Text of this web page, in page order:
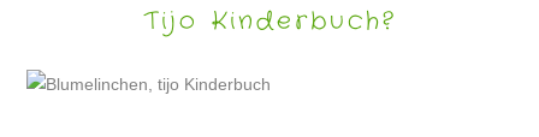
Tijo Kinderbuch?